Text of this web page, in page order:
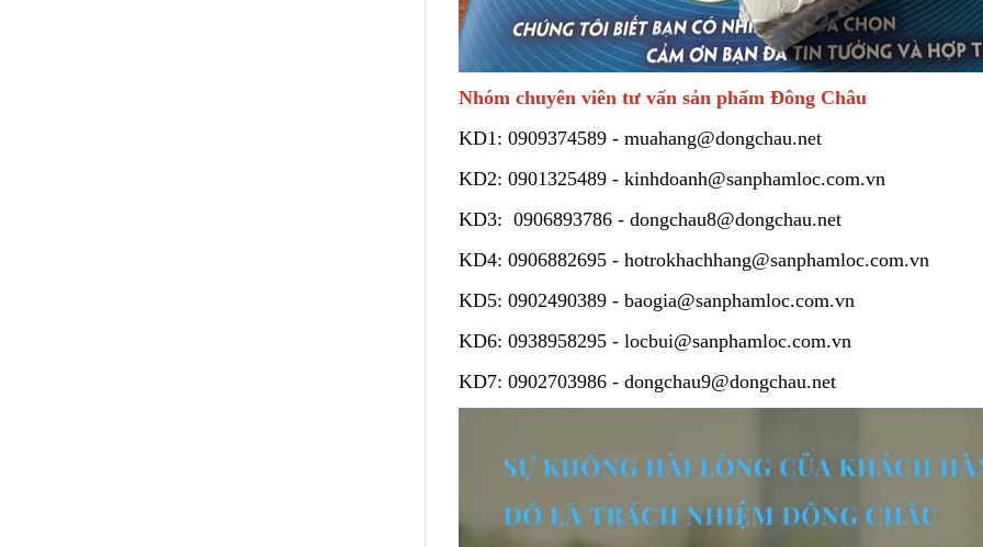
Nhóm chuyên viên tư vấn sản phẩm Đông Châu
KD1: 0909374589 - muahang@dongchau.net
KD2: 0901325489 - kinhdoanh@sanphamloc.com.vn
KD3: 0906893786 - dongchau8@dongchau.net
KD4: 0906882695 - hotrokhachhang@sanphamloc.com.vn
KD5: 0902490389 - baogia@sanphamloc.com.vn
KD6: 0938958295 - locbui@sanphamloc.com.vn
KD7: 0902703986 - dongchau9@dongchau.net